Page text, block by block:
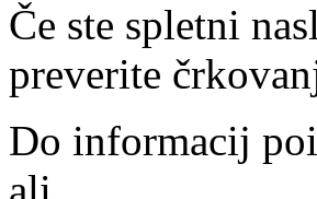
Če ste spletni
preverite
Do informacij